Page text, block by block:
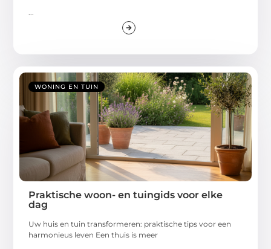
...
WONING EN TUIN
Praktische woon- en tuingids voor elke
dag
Uw huis en tuin transformeren: praktische tips voor een
harmonieus leven Een thuis is meer